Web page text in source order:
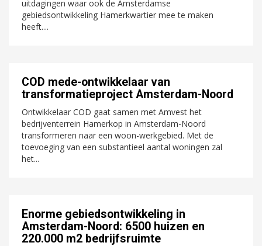
uitdagingen waar ook de Amsterdamse
gebiedsontwikkeling Hamerkwartier mee te maken
heeft....
COD mede-ontwikkelaar van
transformatieproject Amsterdam-Noord
Ontwikkelaar COD gaat samen met Amvest het
bedrijventerrein Hamerkop in Amsterdam-Noord
transformeren naar een woon-werkgebied. Met de
toevoeging van een substantieel aantal woningen zal
het...
Enorme gebiedsontwikkeling in
Amsterdam-Noord: 6500 huizen en
220.000 m2 bedrijfsruimte